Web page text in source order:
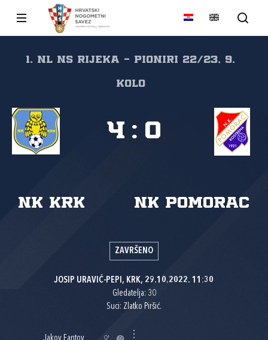
1. NL NS Rijeka - pioniri 22/23, 9.
kolo
NK Krk NK Pomorac
4 : 0
ZAVRŠENO
JOSIP URAVIĆ-PEPI, KRK, 29.10.2022. 11:30
Gledatelja: 30
Suci: Zlatko Piršić.